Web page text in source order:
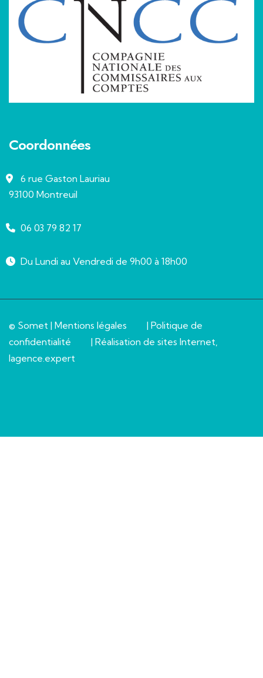
Coordonnées
6 rue Gaston Lauriau
93100 Montreuil
06 03 79 82 17
Du Lundi au Vendredi de 9h00 à 18h00
© Somet | Mentions légales | Politique de
confidentialité
| Réalisation de sites Internet,
lagence.expert